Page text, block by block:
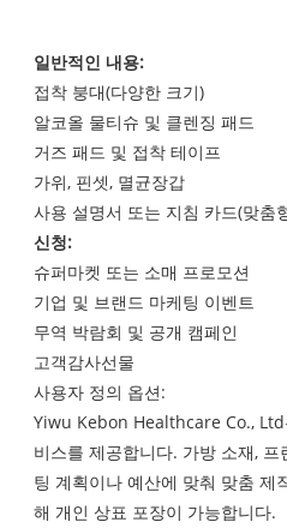
일반적인 내용:
접착 붕대(다양한 크기)
알코올 물티슈 및 클렌징 패드
거즈 패드 및 접착 테이프
가위, 핀셋, 멸균장갑
사용 설명서 또는 지침 카드(맞춤
신청:
슈퍼마켓 또는 소매 프로모션
기업 및 브랜드 마케팅 이벤트
무역 박람회 및 공개 캠페인
고객감사선물
사용자 정의 옵션:
Yiwu Kebon Healthcare Co.,
비스를 제공합니다. 가방 소재,
팅 계획이나 예산에 맞춰 맞춤 제
해 개인 상표 포장이 가능합니다.